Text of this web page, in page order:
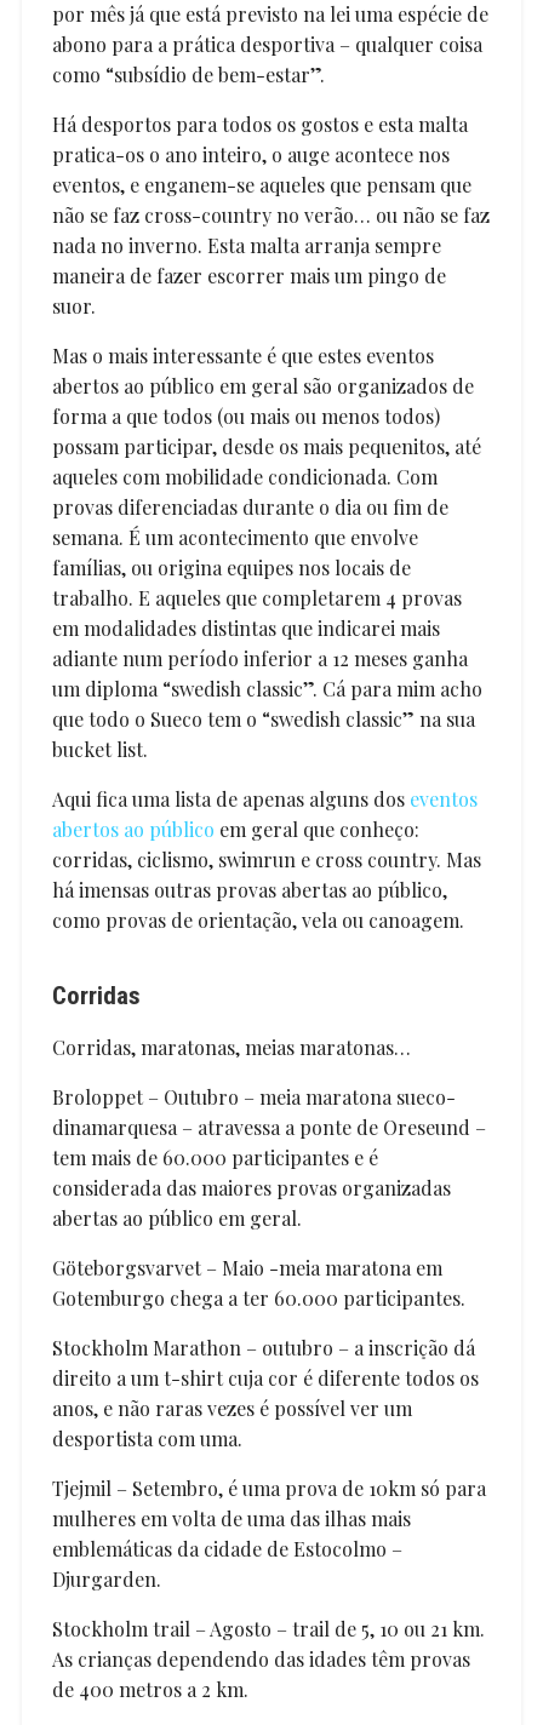
por mês já que está previsto na lei uma espécie de
abono para a prática desportiva – qualquer coisa
como “subsídio de bem-estar”.
Há desportos para todos os gostos e esta malta
pratica-os o ano inteiro, o auge acontece nos
eventos, e enganem-se aqueles que pensam que
não se faz cross-country no verão… ou não se faz
nada no inverno. Esta malta arranja sempre
maneira de fazer escorrer mais um pingo de
suor.
Mas o mais interessante é que estes eventos
abertos ao público em geral são organizados de
forma a que todos (ou mais ou menos todos)
possam participar, desde os mais pequenitos, até
aqueles com mobilidade condicionada. Com
provas diferenciadas durante o dia ou fim de
semana. É um acontecimento que envolve
famílias, ou origina equipes nos locais de
trabalho. E aqueles que completarem 4 provas
em modalidades distintas que indicarei mais
adiante num período inferior a 12 meses ganha
um diploma “swedish classic”. Cá para mim acho
que todo o Sueco tem o “swedish classic” na sua
bucket list.
Aqui fica uma lista de apenas alguns dos eventos
abertos ao público em geral que conheço:
corridas, ciclismo, swimrun e cross country. Mas
há imensas outras provas abertas ao público,
como provas de orientação, vela ou canoagem.
Corridas
Corridas, maratonas, meias maratonas…
Broloppet – Outubro – meia maratona sueco-
dinamarquesa – atravessa a ponte de Oreseund –
tem mais de 60.000 participantes e é
considerada das maiores provas organizadas
abertas ao público em geral.
Göteborgsvarvet – Maio -meia maratona em
Gotemburgo chega a ter 60.000 participantes.
Stockholm Marathon – outubro – a inscrição dá
direito a um t-shirt cuja cor é diferente todos os
anos, e não raras vezes é possível ver um
desportista com uma.
Tjejmil – Setembro, é uma prova de 10km só para
mulheres em volta de uma das ilhas mais
emblemáticas da cidade de Estocolmo –
Djurgarden.
Stockholm trail – Agosto – trail de 5, 10 ou 21 km.
As crianças dependendo das idades têm provas
de 400 metros a 2 km.